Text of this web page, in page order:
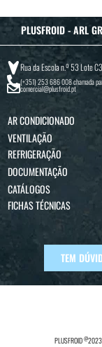
PLUSFROID - ARL
Rua da Escola n.º 53 Lote
(+351) 253 686 008chamada
comercial@plusfroid.pt
AR CONDICIONADO
VENTILAÇÃO
REFRIGERAÇÃO
DOCUMENTAÇÃO
CATÁLOGOS
FICHAS TÉCNICAS
TEM
PLUSFROID@2023